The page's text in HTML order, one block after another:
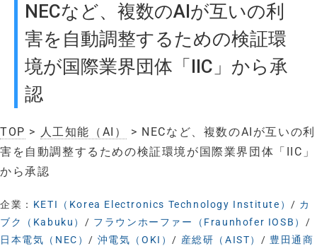
NECなど、複数のAIが互いの利
害を自動調整するための検証環
境が国際業界団体「IIC」から承
認
TOP > 人工知能（AI）
> NECなど、複数のAIが互いの利
害を自動調整するための検証環境が国際業界団体「IIC」
から承認
企業： KETI（Korea Electronics Technology Institute）/ カ
ブク（Kabuku） / フラウンホーファー（Fraunhofer IOSB） /
日本電気（NEC）/ 沖電気（OKI）/ 産総研（AIST）/ 豊田通商